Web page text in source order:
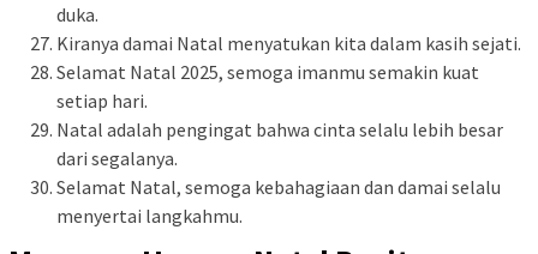
duka.
Kiranya damai Natal menyatukan kita dalam kasih sejati.
Selamat Natal 2025, semoga imanmu semakin kuat
setiap hari.
Natal adalah pengingat bahwa cinta selalu lebih besar
dari segalanya.
Selamat Natal, semoga kebahagiaan dan damai selalu
menyertai langkahmu.